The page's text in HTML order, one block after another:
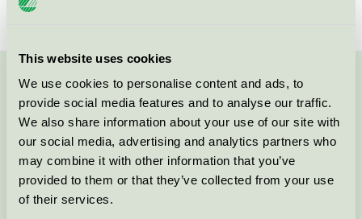
This website uses cookies
We use cookies to personalise content and ads, to
provide social media features and to analyse our traffic.
We also share information about your use of our site with
our social media, advertising and analytics partners who
may combine it with other information that you’ve
provided to them or that they’ve collected from your use
of their services.
Kontakta oss på 08-55 55 24 00eller via formuläret:
Fortsätt